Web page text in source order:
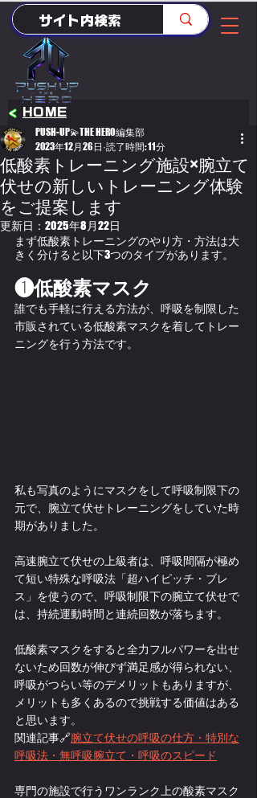
HOME
<
低酸素トレーニング施設×腕立て
伏せの新しいトレーニング体験
をご提案します
PUSH-UP💫THE HERO編集部
2023年12月26日 読了時間: 11分
更新日： 2025年8月22日
まず低酸素トレーニングのやり方・方法は大
きく分けると以下3つのタイプがあります。
❶低酸素マスク
誰でも手軽に行える方法が、呼吸を制限した
市販されている低酸素マスクを着してトレー
ニングを行う方法です。
私も写真のようにマスクをして呼吸制限下の
元で、腕立て伏せトレーニングをしていた時
期がありました。
高速腕立て伏せの上級者は、呼吸間隔が極め
て短い特殊な呼吸法「超ハイピッチ・ブレ
ス」を使うので、呼吸制限下の腕立て伏せで
は、持続運動時間と連続回数が落ちます。
低酸素マスクをすると全力フルパワーを出せ
ないため回数が伸びず満足感が得られない、
呼吸がつらい等のデメリットもありますが、
メリットも多くあるので挑戦する価値はある
と思います。
関連記事🔗腕立て伏せの呼吸の仕方・特別な
呼吸法・無呼吸腕立て・呼吸のスピード
専門の施設で行うワンランク上の酸素マスク